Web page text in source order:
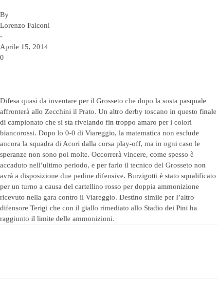
By
Lorenzo Falconi
-
Aprile 15, 2014
0
Difesa quasi da inventare per il Grosseto che dopo la sosta pasquale
affronterà allo Zecchini il Prato. Un altro derby toscano in questo finale
di campionato che si sta rivelando fin troppo amaro per i colori
biancorossi. Dopo lo 0-0 di Viareggio, la matematica non esclude
ancora la squadra di Acori dalla corsa play-off, ma in ogni caso le
speranze non sono poi molte. Occorrerà vincere, come spesso è
accaduto nell’ultimo periodo, e per farlo il tecnico del Grosseto non
avrà a disposizione due pedine difensive. Burzigotti è stato squalificato
per un turno a causa del cartellino rosso per doppia ammonizione
ricevuto nella gara contro il Viareggio. Destino simile per l’altro
difensore Terigi che con il giallo rimediato allo Stadio dei Pini ha
raggiunto il limite delle ammonizioni.